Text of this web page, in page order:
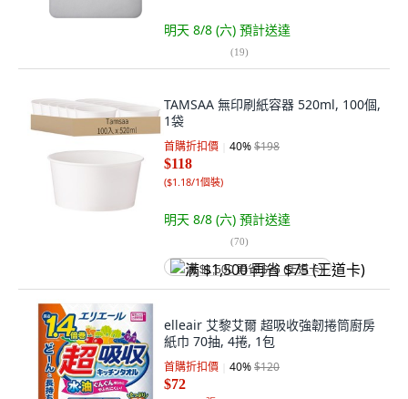
明天 8/8 (六) 預計送達
(19)
TAMSAA 無印刷紙容器 520ml, 100個,
1袋
首購折扣價 40%$198
$118
($1.18/1個裝)
明天 8/8 (六) 預計送達
(70)
满 $1,500 再省 $75 (王道卡)
elleair 艾黎艾爾 超吸收強韌捲筒廚房
紙巾 70抽, 4捲, 1包
首購折扣價 40%$120
$72